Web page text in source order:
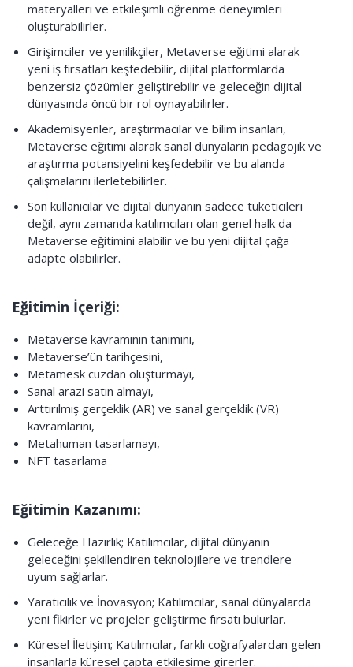
materyalleri ve etkileşimli öğrenme deneyimleri
oluşturabilirler.
Girişimciler ve yenilikçiler, Metaverse eğitimi alarak
yeni iş fırsatları keşfedebilir, dijital platformlarda
benzersiz çözümler geliştirebilir ve geleceğin dijital
dünyasında öncü bir rol oynayabilirler.
Akademisyenler, araştırmacılar ve bilim insanları,
Metaverse eğitimi alarak sanal dünyaların pedagojik ve
araştırma potansiyelini keşfedebilir ve bu alanda
çalışmalarını ilerletebilirler.
Son kullanıcılar ve dijital dünyanın sadece tüketicileri
değil, aynı zamanda katılımcıları olan genel halk da
Metaverse eğitimini alabilir ve bu yeni dijital çağa
adapte olabilirler.
Eğitimin İçeriği:
Metaverse kavramının tanımını,
Metaverse’ün tarihçesini,
Metamesk cüzdan oluşturmayı,
Sanal arazi satın almayı,
Arttırılmış gerçeklik (AR) ve sanal gerçeklik (VR)
kavramlarını,
Metahuman tasarlamayı,
NFT tasarlama
Eğitimin Kazanımı:
Geleceğe Hazırlık; Katılımcılar, dijital dünyanın
geleceğini şekillendiren teknolojilere ve trendlere
uyum sağlarlar.
Yaratıcılık ve İnovasyon; Katılımcılar, sanal dünyalarda
yeni fikirler ve projeler geliştirme fırsatı bulurlar.
Küresel İletişim; Katılımcılar, farklı coğrafyalardan gelen
insanlarla küresel çapta etkileşime girerler.